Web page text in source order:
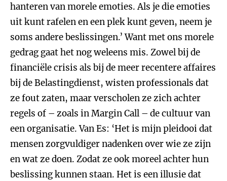
hanteren van morele emoties. Als je die emoties
uit kunt rafelen en een plek kunt geven, neem je
soms andere beslissingen.’ Want met ons morele
gedrag gaat het nog weleens mis. Zowel bij de
financiële crisis als bij de meer recentere affaires
bij de Belastingdienst, wisten professionals dat
ze fout zaten, maar verscholen ze zich achter
regels of – zoals in Margin Call – de cultuur van
een organisatie. Van Es: ‘Het is mijn pleidooi dat
mensen zorgvuldiger nadenken over wie ze zijn
en wat ze doen. Zodat ze ook moreel achter hun
beslissing kunnen staan. Het is een illusie dat